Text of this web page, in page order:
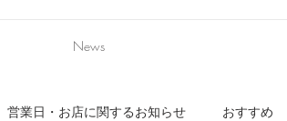
News
営業日・お店に関するお知らせ おすすめ